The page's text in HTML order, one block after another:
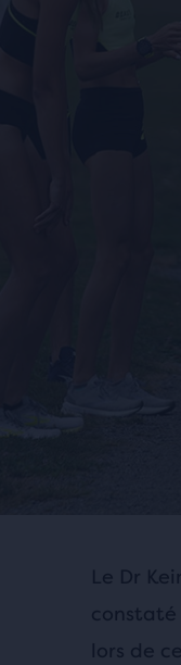
Le Dr
constaté
lors de